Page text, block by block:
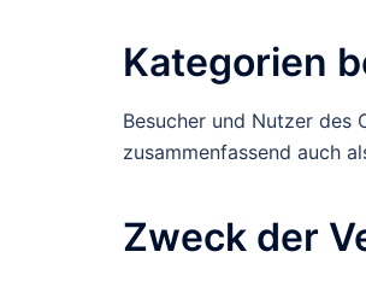
Kategorien
Besucher und Nutzer des
zusammenfassend auch
Zweck der